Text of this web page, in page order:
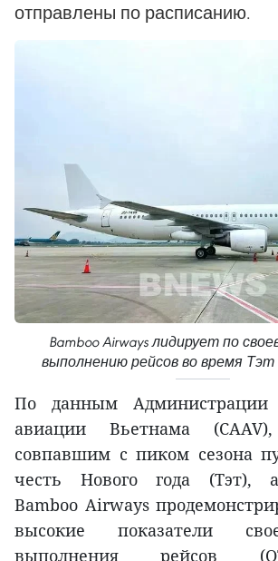
отправлены по расписанию.
Bamboo Airways лидирует по
выполнению рейсов во время
По данным Администрации
авиации Вьетнама
совпавшим с пиком сезона
честь Нового года (Тэт),
Bamboo Airways
высокие показатели
выполнения рейсов